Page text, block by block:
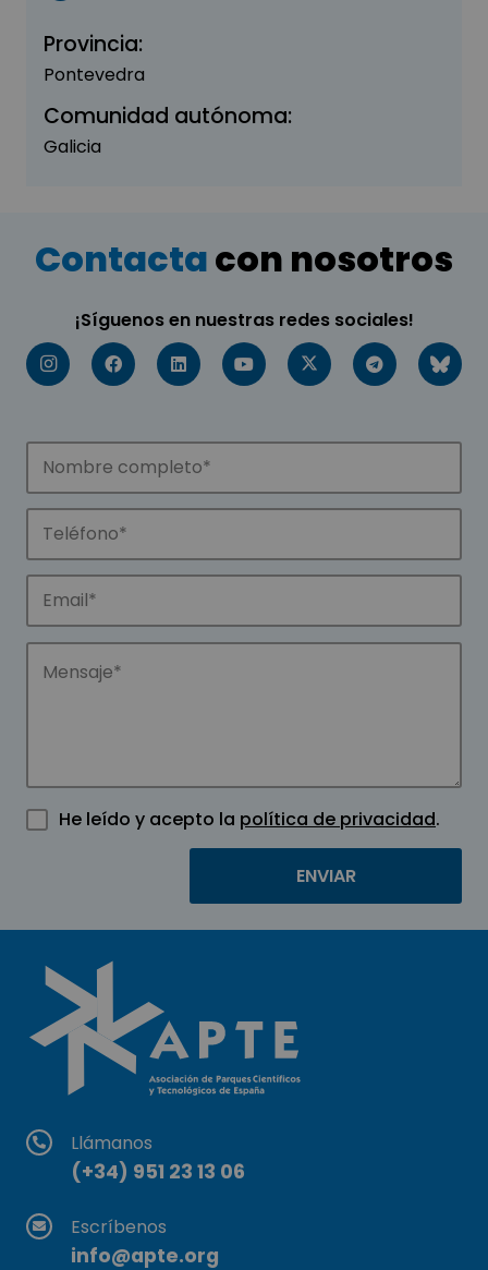
Provincia:
Pontevedra
Comunidad autónoma:
Galicia
Contactacon nosotros
¡Síguenos en nuestras redes sociales!
He leído y acepto la política de privacidad.
Llámanos
(+34) 951 23 13 06
Escríbenos
info@apte.org